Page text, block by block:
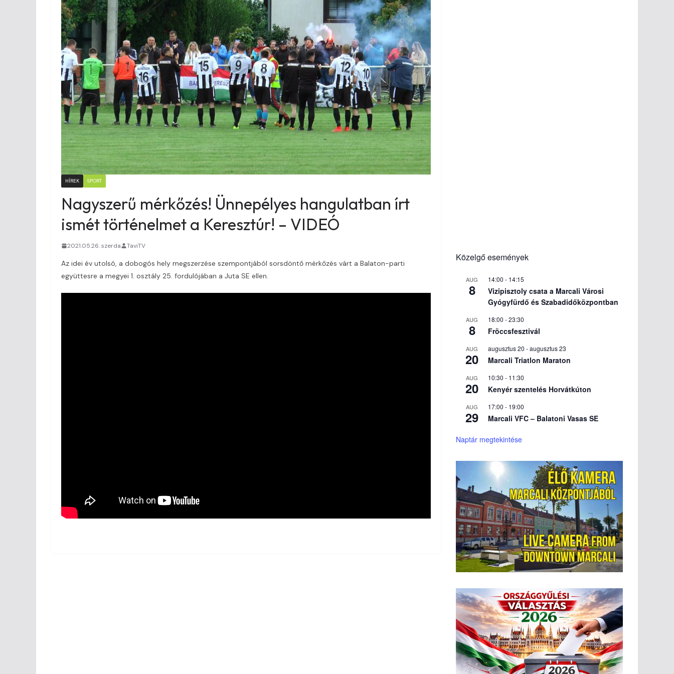
HÍREK SPORT
Nagyszerű mérkőzés! Ünnepélyes hangulatban írt
ismét történelmet a Keresztúr! – VIDEÓ
2021.05.26. szerda TaviTV
Az idei év utolsó, a dobogós hely megszerzése szempontjából sorsdöntő mérkőzés várt a Balaton-parti
együttesre a megyei 1. osztály 25. fordulójában a Juta SE ellen.
Közelgő események
AUG
8
14:00 - 14:15
Vizipisztoly csata a Marcali Városi
Gyógyfürdő és Szabadidőközpontban
AUG
8
18:00 -23:30
Fröccsfesztivál
AUG
20
augusztus 20 -augusztus 23
Marcali Triatlon Maraton
AUG
20
10:30 - 11:30
Kenyér szentelés Horvátkúton
AUG
29
17:00 - 19:00
Marcali VFC – Balatoni Vasas SE
Naptár megtekintése